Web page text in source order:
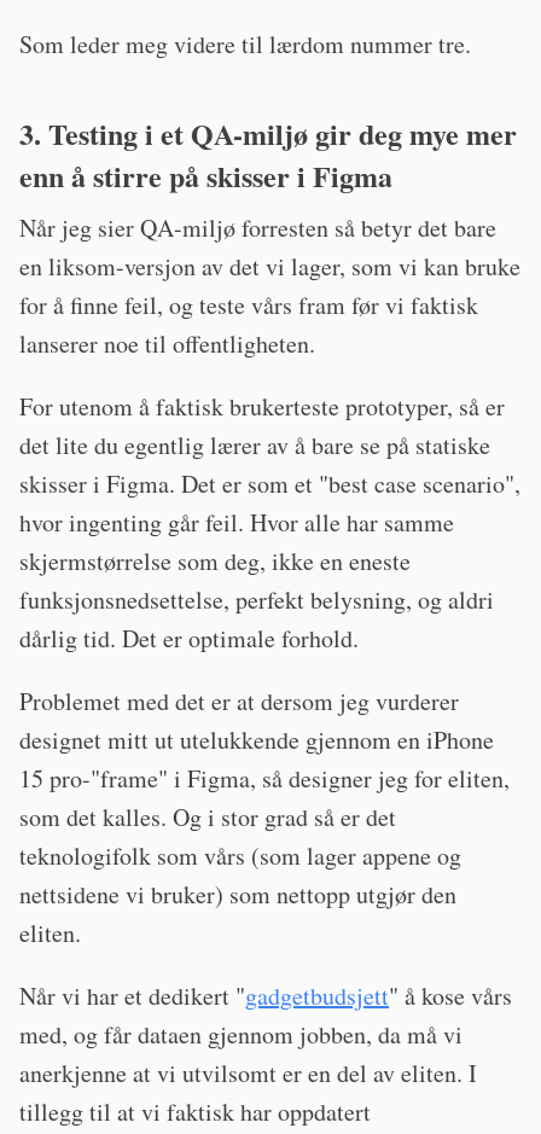
Som leder meg videre til lærdom nummer tre.
3. Testing i et QA-miljø gir deg mye mer
enn å stirre på skisser i Figma
Når jeg sier QA-miljø forresten så betyr det bare
en liksom-versjon av det vi lager, som vi kan bruke
for å finne feil, og teste vårs fram før vi faktisk
lanserer noe til offentligheten.
For utenom å faktisk brukerteste prototyper, så er
det lite du egentlig lærer av å bare se på statiske
skisser i Figma. Det er som et "best case scenario",
hvor ingenting går feil. Hvor alle har samme
skjermstørrelse som deg, ikke en eneste
funksjonsnedsettelse, perfekt belysning, og aldri
dårlig tid. Det er optimale forhold.
Problemet med det er at dersom jeg vurderer
designet mitt ut utelukkende gjennom en iPhone
15 pro-"frame" i Figma, så designer jeg for eliten,
som det kalles. Og i stor grad så er det
teknologifolk som vårs (som lager appene og
nettsidene vi bruker) som nettopp utgjør den
eliten.
Når vi har et dedikert "gadgetbudsjett" å kose vårs
med, og får dataen gjennom jobben, da må vi
anerkjenne at vi utvilsomt er en del av eliten. I
tillegg til at vi faktisk har oppdatert